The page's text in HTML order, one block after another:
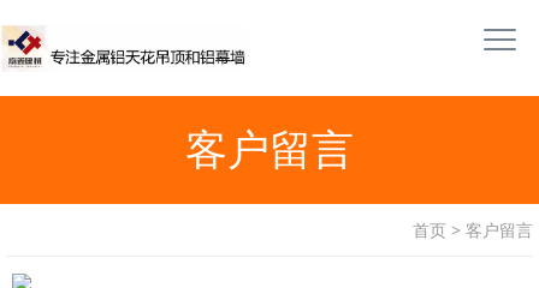
客户留言
首页 > 客户留言